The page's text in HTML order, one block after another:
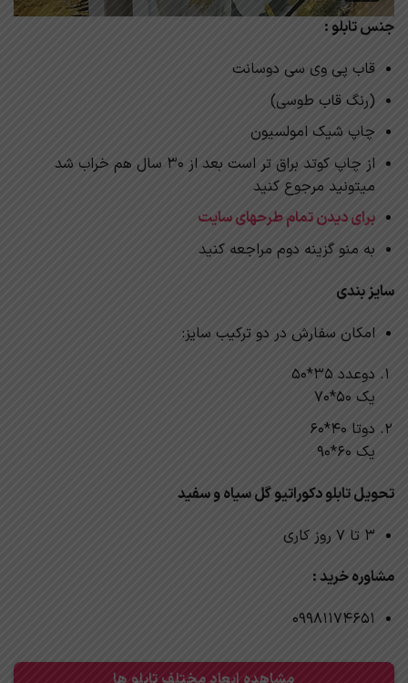
جنس تابلو :
قاب پی وی سی دوسانت
(رنگ قاب طوسی)
چاپ شیک امولسیون
از چاپ کوتد براق تر است بعد از 30 سال هم خراب شد
میتونید مرجوع کنید
برای دیدن تمام طرحهای سایت
به منو گزینه دوم مراجعه کنید
سایز بندی
امکان سفارش در دو ترکیب سایز:
دوعدد 35*50
یک 50*70
دوتا 40*60
یک 60*90
تحویل تابلو دکوراتیو گل سیاه و سفید
3 تا 7 روز کاری
مشاوره خرید :
09981174651